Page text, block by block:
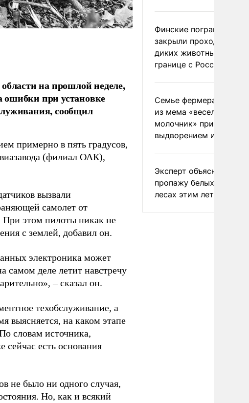
на прошлой неделе,
при установке
сообщил
примерно в пять градусов,
(филиал ОАК),
вызвали
самолет от
При этом пилоты никак не
с землей, добавил он.
электроника может
самом деле летит навстречу
– сказал он.
техобслуживание, а
выясняется, на каком этапе
словам источника,
сейчас есть основания
не было ни одного случая,
Но, как и всякий
Финские пограничники
закрыли проходы для
диких животных на
границе с Россией
Семье фермера
из мема «веселый
молочник» пригрозили
выдворением из
Эксперт объяснил
пропажу белых грибов
лесах этим летом